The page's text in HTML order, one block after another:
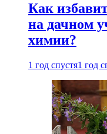
Как
на дачном
химии?
1 год спустя1 год